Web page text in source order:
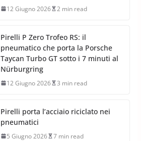
12 Giugno 2026 2 min read
Pirelli P Zero Trofeo RS: il
pneumatico che porta la Porsche
Taycan Turbo GT sotto i 7 minuti al
Nürburgring
12 Giugno 2026 3 min read
Pirelli porta l’acciaio riciclato nei
pneumatici
5 Giugno 2026 7 min read